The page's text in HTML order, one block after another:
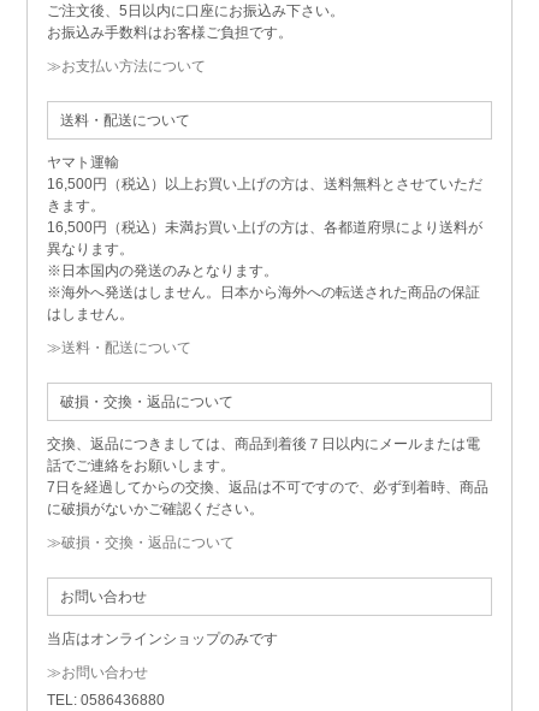
ご注文後、5日以内に口座にお振込み下さい。
お振込み手数料はお客様ご負担です。
≫お支払い方法について
送料・配送について
ヤマト運輸
16,500円（税込）以上お買い上げの方は、送料無料とさせていただ
きます。
16,500円（税込）未満お買い上げの方は、各都道府県により送料が
異なります。
※日本国内の発送のみとなります。
※海外へ発送はしません。日本から海外への転送された商品の保証
はしません。
≫送料・配送について
破損・交換・返品について
交換、返品につきましては、商品到着後７日以内にメールまたは電
話でご連絡をお願いします。
7日を経過してからの交換、返品は不可ですので、必ず到着時、商品
に破損がないかご確認ください。
≫破損・交換・返品について
お問い合わせ
当店はオンラインショップのみです
≫お問い合わせ
TEL: 0586436880